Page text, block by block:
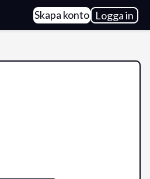
Skapa konto Logga in